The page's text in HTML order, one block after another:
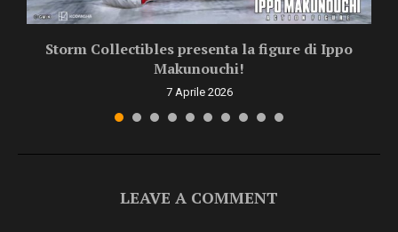
Storm Collectibles presenta la figure di Ippo
Makunouchi!
7 Aprile 2026
LEAVE A COMMENT